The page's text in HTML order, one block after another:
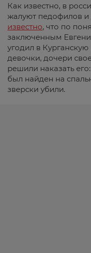
Как известно, в
жалуют педофилов и
известно, что по
заключенным
угодил в
девочки, дочери
решили наказать
был найден на
зверски убили.